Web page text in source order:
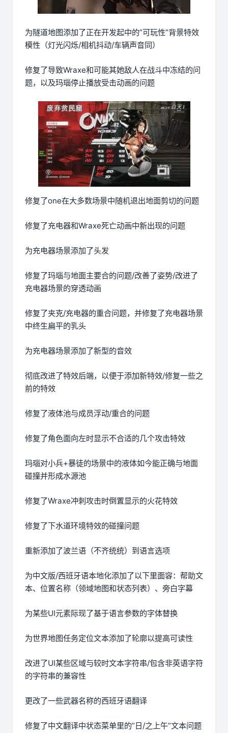
为隧道地图添加了正在开发起中的”可玩性”背景特效
模性（灯光闪烁/相机抖动/车辆声音同）
修复了导致Wraxe和可能其她敌人在战斗中冻结的问
题，以及玛瑙停止播放受击动画的问题
修复了one在大多数场景中随机退出地面剪切的问题
修复了充电器和Wraxe死亡动画中新出现的问题
为充电器场景添加了头发
修复了玛瑙与地面主要合的问题/改善了姿势/改进了
充电器场景的穿透动画
修复了夹克/充电器的重合问题，并修复了充电器场景
中终生扁平的乳头
为充电器场景添加了新型的音效
彻底改进了特效后端，以便于添加新特效/修复一些之
前的特效
修复了液体池与成员浮动/重合的问题
修复了角色面向左时显示不合适的几个攻击特效
玛瑙对小兵+暴徒的场景中的液体如今能正确与地面
碰撞并形成水源池
修复了Wraxe冲刺攻击时倒置显示的火花特效
修复了下水道环境特效的碰撞问题
重新添加了波兰语（不齐统统）到语言选项
为中文版/西班牙语本地化添加了以下里面容：帮助文
本、位置名称（领域地图和状态列表）、旁白字幕
为某些UI元素际现了基于语言参数的字体替换
为世界地图任务定位文本添加了轮廓以提高可读性
改进了UI某些区域与较时文本字符串/包含非英语字符
的字符串的兼容性
更改了一些武器名称的西班牙语翻译
修复了中文翻译中状态菜单里的”日/之上午”文本问题